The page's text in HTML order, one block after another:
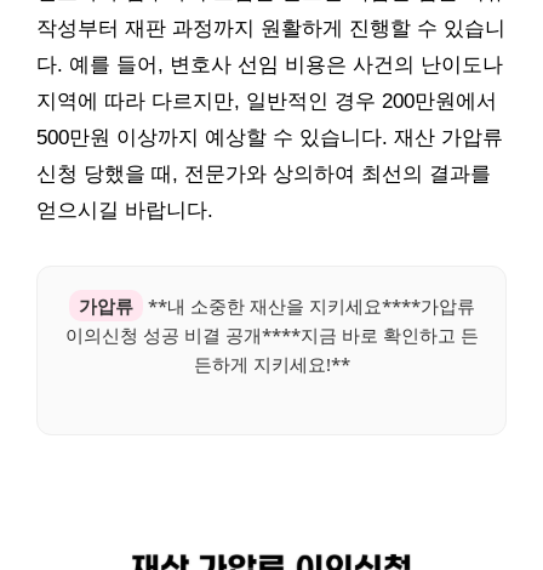
작성부터 재판 과정까지 원활하게 진행할 수 있습니
다. 예를 들어, 변호사 선임 비용은 사건의 난이도나
지역에 따라 다르지만, 일반적인 경우 200만원에서
500만원 이상까지 예상할 수 있습니다. 재산 가압류
신청 당했을 때, 전문가와 상의하여 최선의 결과를
얻으시길 바랍니다.
가압류
**내 소중한 재산을 지키세요****가압류
이의신청 성공 비결 공개****지금 바로 확인하고 든
든하게 지키세요!**